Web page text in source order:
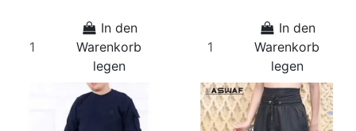
In den
Warenkorb
legen
In den
Warenkorb
legen